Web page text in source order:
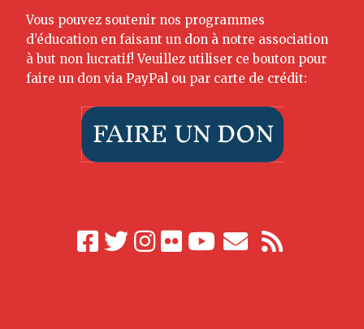
Vous pouvez soutenir nos programmes
d’éducation en faisant un don à notre association
à but non lucratif! Veuillez utiliser ce bouton pour
faire un don via PayPal ou par carte de crédit: